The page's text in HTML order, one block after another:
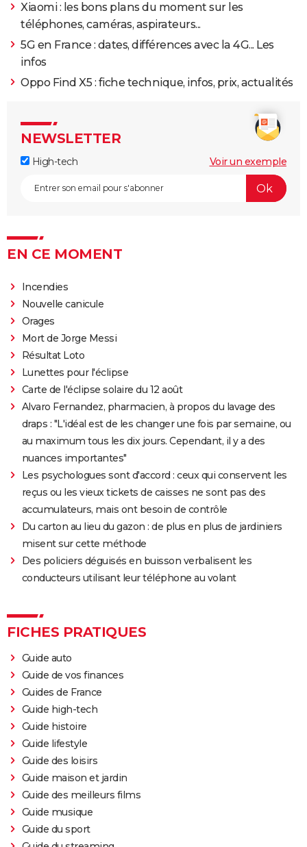
Xiaomi : les bons plans du moment sur les
téléphones, caméras, aspirateurs...
5G en France : dates, différences avec la 4G... Les
infos
Oppo Find X5 : fiche technique, infos, prix, actualités
NEWSLETTER
High-tech Voir un exemple
EN CE MOMENT
Incendies
Nouvelle canicule
Orages
Mort de Jorge Messi
Résultat Loto
Lunettes pour l'éclipse
Carte de l'éclipse solaire du 12 août
Alvaro Fernandez, pharmacien, à propos du lavage des
draps : "L'idéal est de les changer une fois par semaine, ou
au maximum tous les dix jours. Cependant, il y a des
nuances importantes"
Les psychologues sont d'accord : ceux qui conservent les
reçus ou les vieux tickets de caisses ne sont pas des
accumulateurs, mais ont besoin de contrôle
Du carton au lieu du gazon : de plus en plus de jardiniers
misent sur cette méthode
Des policiers déguisés en buisson verbalisent les
conducteurs utilisant leur téléphone au volant
FICHES PRATIQUES
Guide auto
Guide de vos finances
Guides de France
Guide high-tech
Guide histoire
Guide lifestyle
Guide des loisirs
Guide maison et jardin
Guide des meilleurs films
Guide musique
Guide du sport